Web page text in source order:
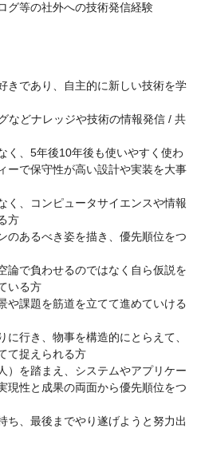
グ等の社外への技術発信経験
きであり、自主的に新しい技術を学
などナレッジや技術の情報発信 / 共
く、5年後10年後も使いやすく使わ
ーで保守性が高い設計や実装を大事
く、コンピュータサイエンスや情報
方
のあるべき姿を描き、優先順位をつ
論で負わせるのではなく自ら仮説を
いる方
や課題を筋道を立てて進めていける
に行き、物事を構造的にとらえて、
て捉えられる方
）を踏まえ、システムやアプリケー
現性と成果の両面から優先順位をつ
ち、最後までやり遂げようと努力出